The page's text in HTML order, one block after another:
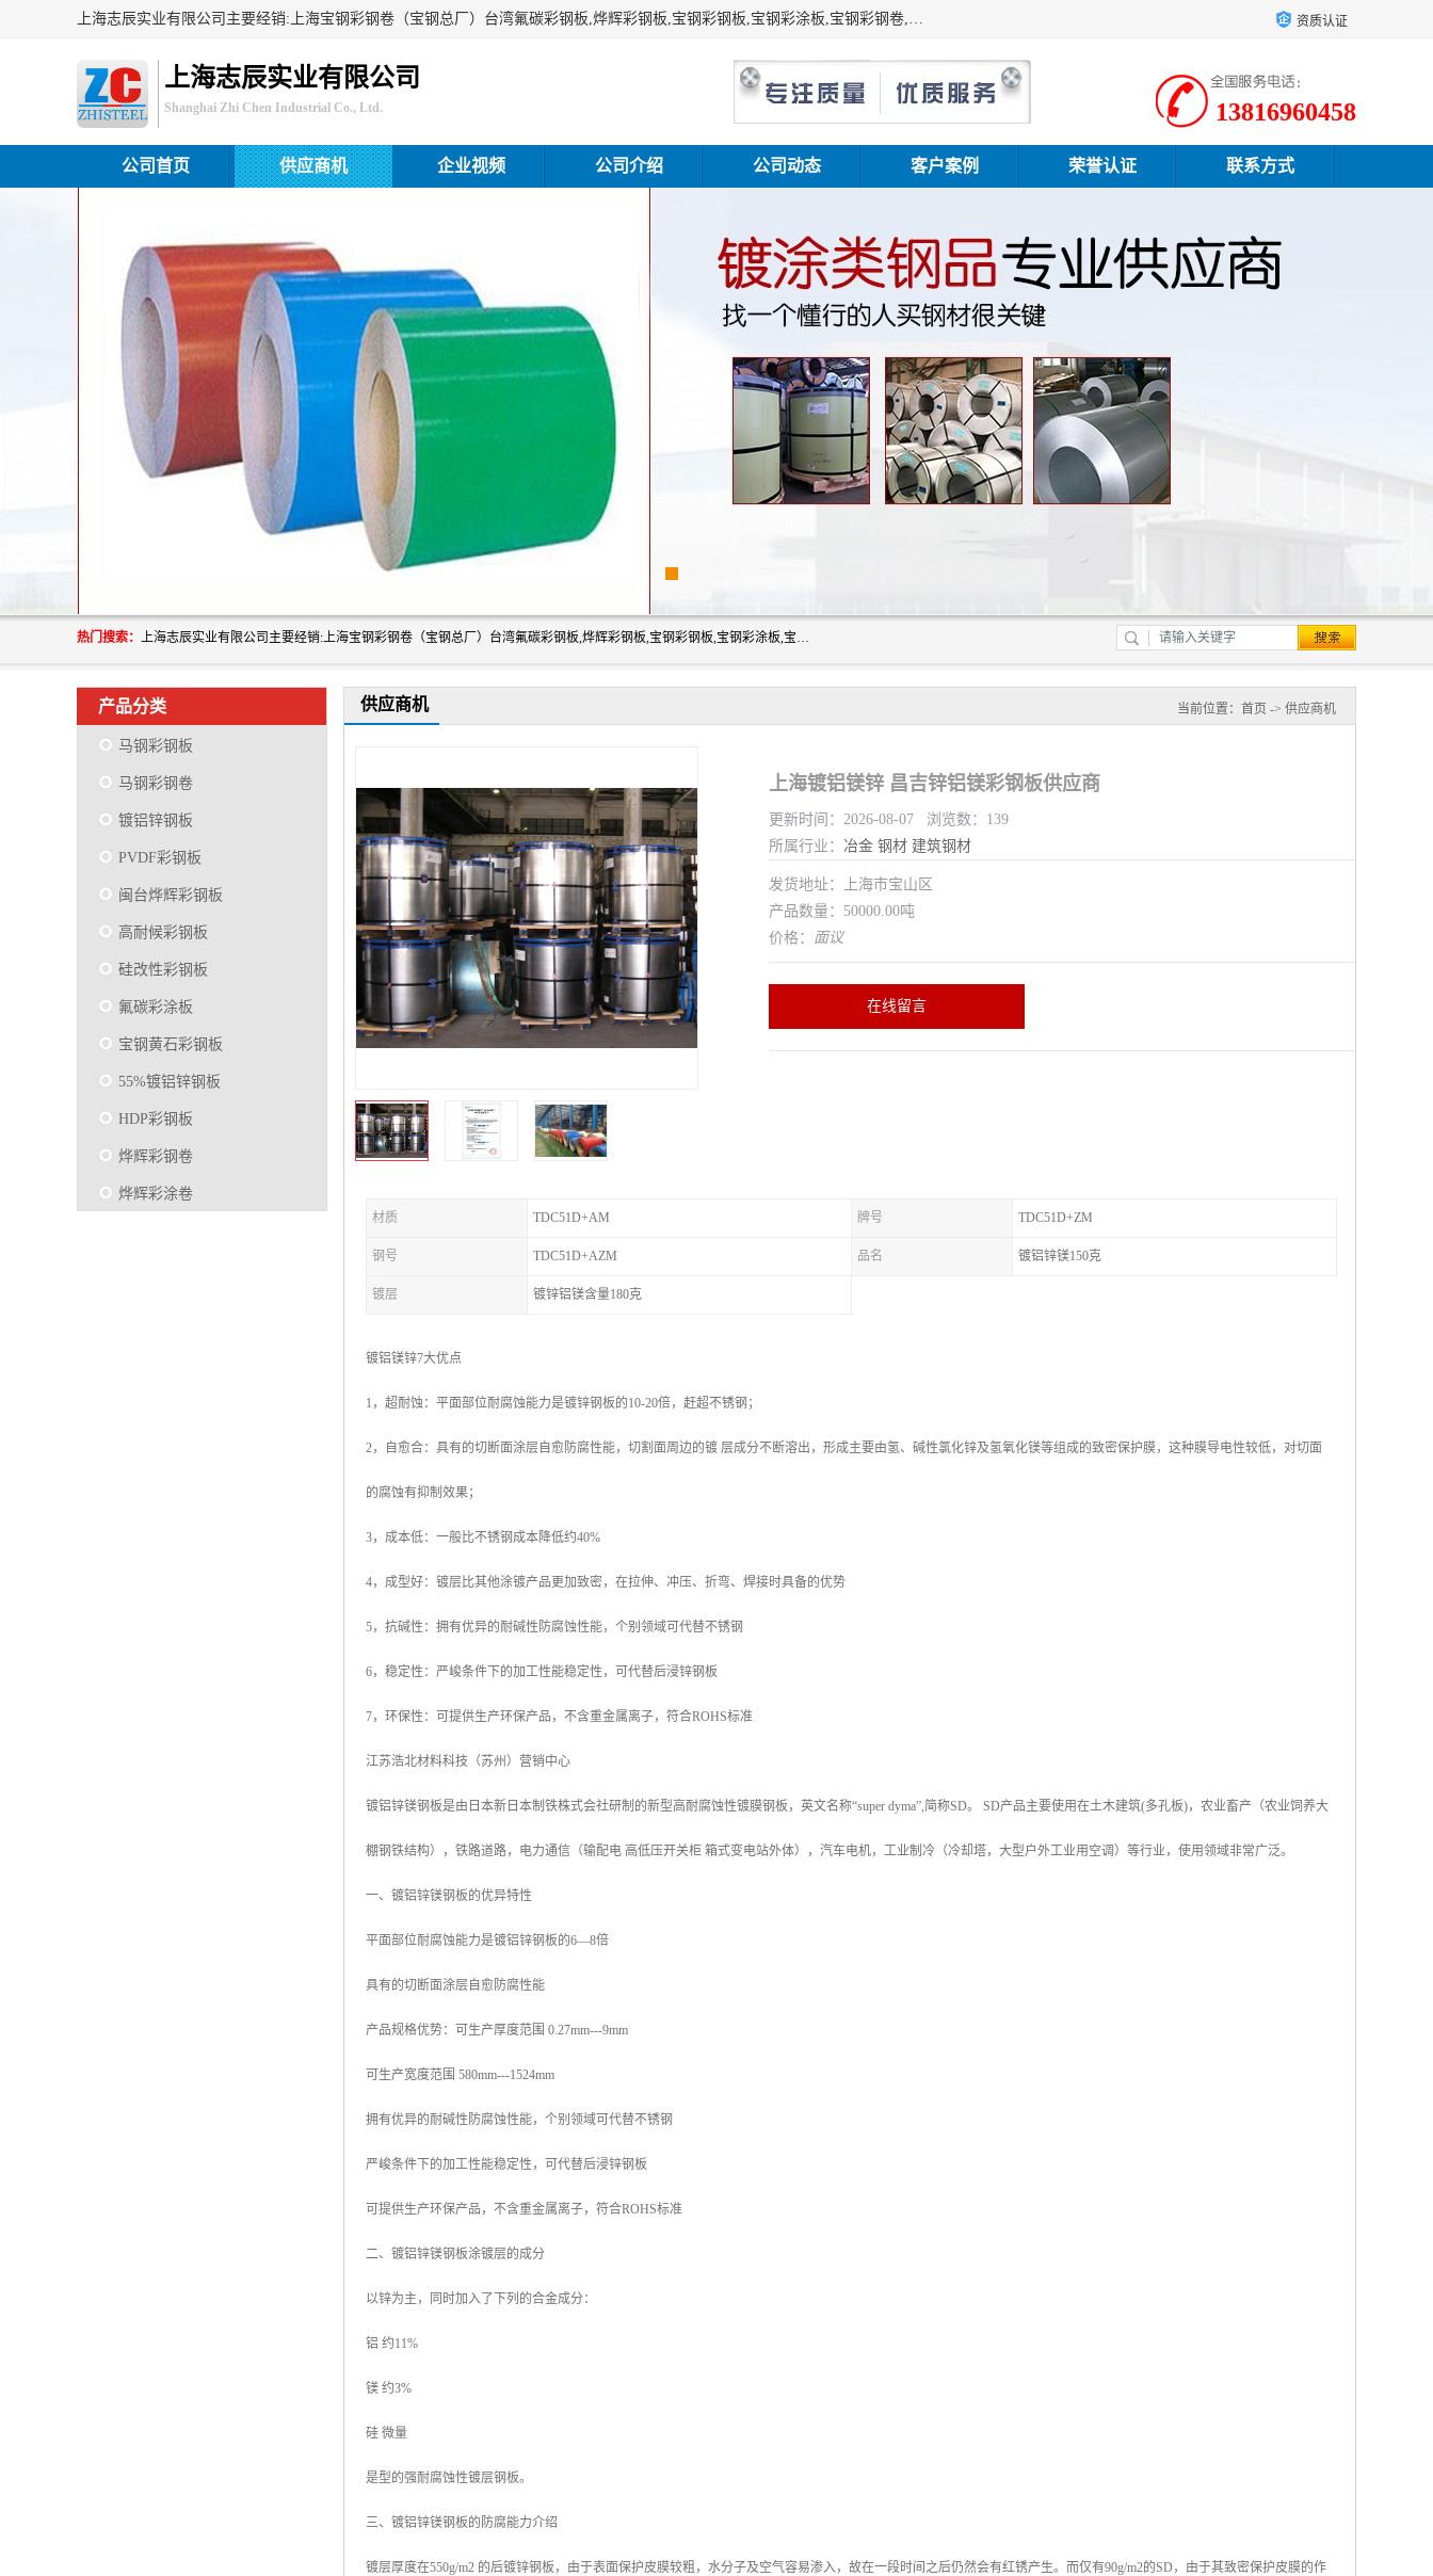
上海志辰实业有限公司主要经销:上海宝钢彩钢卷（宝钢总厂）台湾氟碳彩钢板,烨辉彩钢板,宝钢彩钢板,宝钢彩涂板,宝钢彩钢卷,马钢彩钢板,马钢彩钢卷,镀铝锌钢板,PVDF彩钢板,台湾烨辉彩钢板,高耐候彩钢板,硅改性彩钢板,规格齐全。 资质认证
上海志辰实业有限公司
Shanghai Zhi Chen Industrial Co., Ltd. 13816960458
公司首页 供应商机 企业视频 公司介绍 公司动态 客户案例 荣誉认证 联系方式
热门搜索： 上海志辰实业有限公司主要经销:上海宝钢彩钢卷（宝钢总厂）台湾氟碳彩钢板,烨辉彩钢板,宝钢彩钢板,宝钢彩涂板,宝钢彩钢卷,马钢彩钢板,马钢彩钢卷,镀铝锌钢板,PVDF彩钢板,台湾烨辉彩钢板,高耐候彩钢板,硅改性彩钢板,规格齐全。
产品分类
马钢彩钢板
马钢彩钢卷
镀铝锌钢板
PVDF彩钢板
闽台烨辉彩钢板
高耐候彩钢板
硅改性彩钢板
氟碳彩涂板
宝钢黄石彩钢板
55%镀铝锌钢板
HDP彩钢板
烨辉彩钢卷
烨辉彩涂卷
供应商机 当前位置： 首页 -> 供应商机
上海镀铝镁锌 昌吉锌铝镁彩钢板供应商
更新时间：2026-08-07 浏览数：139
所属行业： 冶金 钢材 建筑钢材
发货地址：上海市宝山区
产品数量：50000.00吨
价格： 面议
在线留言
材质 TDC51D+AM 牌号 TDC51D+ZM
钢号 TDC51D+AZM 品名 镀铝锌镁150克
镀层 镀锌铝镁含量180克
镀铝镁锌7大优点
1，超耐蚀：平面部位耐腐蚀能力是镀锌钢板的10-20倍，赶超不锈钢；
2，自愈合：具有的切断面涂层自愈防腐性能，切割面周边的镀 层成分不断溶出，形成主要由氢、碱性氯化锌及氢氧化镁等组成的致密保护膜，这种膜导电性较低，对切面
的腐蚀有抑制效果；
3，成本低：一般比不锈钢成本降低约40%
4，成型好：镀层比其他涂镀产品更加致密，在拉伸、冲压、折弯、焊接时具备的优势
5，抗碱性：拥有优异的耐碱性防腐蚀性能，个别领域可代替不锈钢
6，稳定性：严峻条件下的加工性能稳定性，可代替后浸锌钢板
7，环保性：可提供生产环保产品，不含重金属离子，符合ROHS标准
江苏浩北材料科技（苏州）营销中心
镀铝锌镁钢板是由日本新日本制铁株式会社研制的新型高耐腐蚀性镀膜钢板，英文名称“super dyma”,简称SD。 SD产品主要使用在土木建筑(多孔板)，农业畜产（农业饲养大
棚钢铁结构），铁路道路，电力通信（输配电 高低压开关柜 箱式变电站外体），汽车电机，工业制冷（冷却塔，大型户外工业用空调）等行业，使用领域非常广泛。
一、镀铝锌镁钢板的优异特性
平面部位耐腐蚀能力是镀铝锌钢板的6—8倍
具有的切断面涂层自愈防腐性能
产品规格优势：可生产厚度范围 0.27mm---9mm
可生产宽度范围 580mm---1524mm
拥有优异的耐碱性防腐蚀性能，个别领域可代替不锈钢
严峻条件下的加工性能稳定性，可代替后浸锌钢板
可提供生产环保产品，不含重金属离子，符合ROHS标准
二、镀铝锌镁钢板涂镀层的成分
以锌为主，同时加入了下列的合金成分：
铝 约11%
镁 约3%
硅 微量
是型的强耐腐蚀性镀层钢板。
三、镀铝锌镁钢板的防腐能力介绍
镀层厚度在550g/m2 的后镀锌钢板，由于表面保护皮膜较粗，水分子及空气容易渗入，故在一段时间之后仍然会有红锈产生。而仅有90g/m2的SD，由于其致密保护皮膜的作